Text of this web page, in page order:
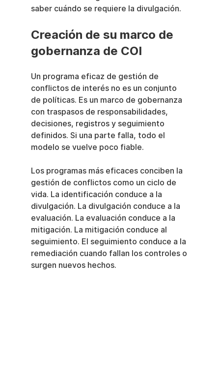
saber cuándo se requiere la divulgación.
Creación de su marco de
gobernanza de COI
Un programa eficaz de gestión de
conflictos de interés no es un conjunto
de políticas. Es un marco de gobernanza
con traspasos de responsabilidades,
decisiones, registros y seguimiento
definidos. Si una parte falla, todo el
modelo se vuelve poco fiable.
Los programas más eficaces conciben la
gestión de conflictos como un ciclo de
vida. La identificación conduce a la
divulgación. La divulgación conduce a la
evaluación. La evaluación conduce a la
mitigación. La mitigación conduce al
seguimiento. El seguimiento conduce a la
remediación cuando fallan los controles o
surgen nuevos hechos.